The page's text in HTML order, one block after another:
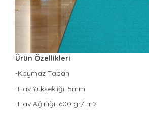
Ürün Özellikleri
-Kaymaz Taban
-Hav Yüksekliği: 5mm
-Hav Ağırlığı: 600 gr/ m2